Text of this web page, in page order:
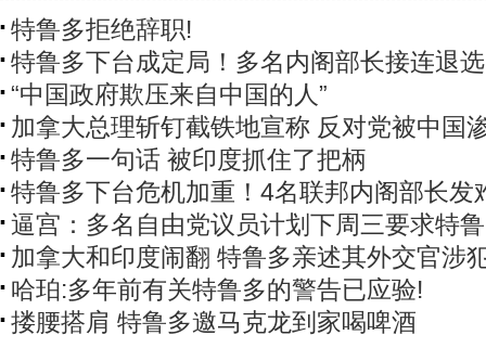
特鲁多拒绝辞职!
特鲁多下台成定局！多名内阁部长接连退选
“中国政府欺压来自中国的人”
加拿大总理斩钉截铁地宣称 反对党被中国
特鲁多一句话 被印度抓住了把柄
特鲁多下台危机加重！4名联邦内阁部长发
逼宫：多名自由党议员计划下周三要求特
加拿大和印度闹翻 特鲁多亲述其外交官涉
哈珀:多年前有关特鲁多的警告已应验!
搂腰搭肩 特鲁多邀马克龙到家喝啤酒